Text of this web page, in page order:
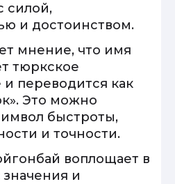
силой,
и достоинством.
мнение, что имя
тюркское
переводится как
Это можно
быстроты,
и точности.
воплощает в
и